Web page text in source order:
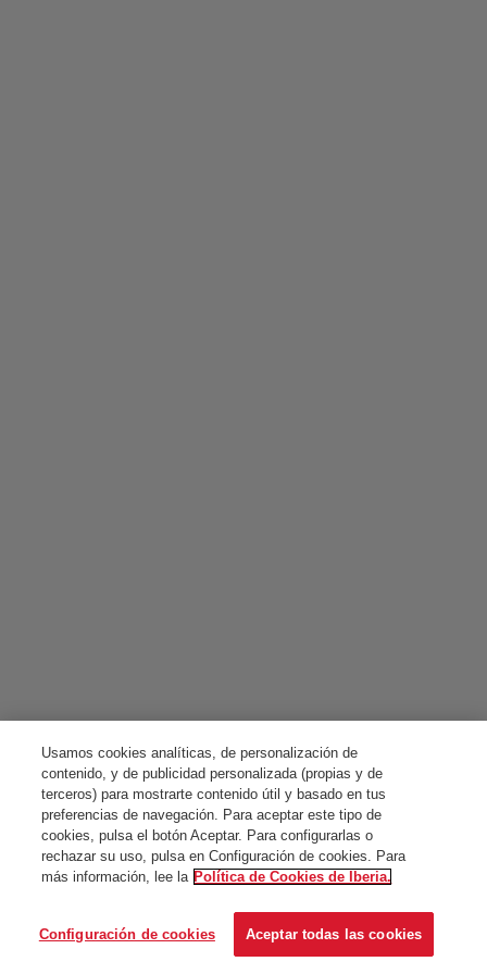
Usamos cookies analíticas, de personalización de
contenido, y de publicidad personalizada (propias y de
terceros) para mostrarte contenido útil y basado en tus
preferencias de navegación. Para aceptar este tipo de
cookies, pulsa el botón Aceptar. Para configurarlas o
rechazar su uso, pulsa en Configuración de cookies. Para
más información, lee la Política de Cookies de Iberia.
Configuración de cookies Aceptar todas las cookies